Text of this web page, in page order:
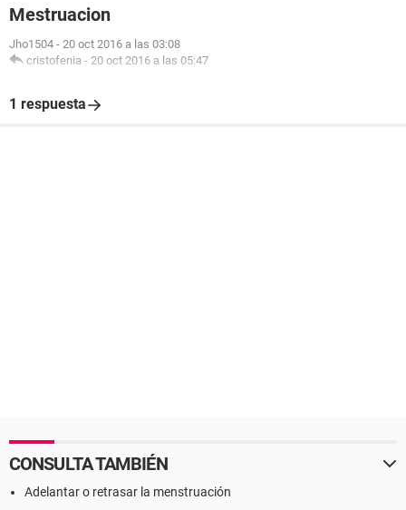
Mestruacion
Jho1504 - 20 oct 2016 a las 03:08
cristofenia - 20 oct 2016 a las 05:47
1 respuesta
CONSULTA TAMBIÉN
Adelantar o retrasar la menstruación